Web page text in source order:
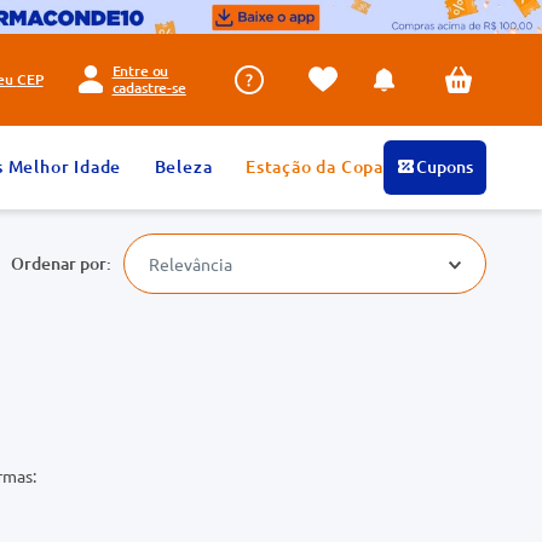
CEP
Entre ou
cadastre-se
Melhor Idade Beleza Estação da Copa Cupons
Relevância